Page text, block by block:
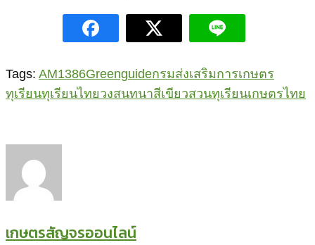
Tags: AM1386Greenguideกรมส่งเสริมการเกษตร
ทุเรียนทุเรียนไทยวงสนทนาสีเขียวสวนทุเรียนเกษตรไทย
เกษตรสัญจรออนไลน์